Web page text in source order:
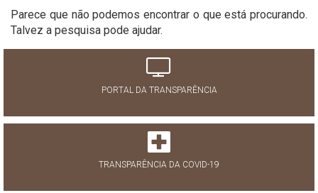
Parece que não podemos encontrar o que está procurando.
Talvez a pesquisa pode ajudar.
PORTAL DA TRANSPARÊNCIA
TRANSPARÊNCIA DA COVID-19